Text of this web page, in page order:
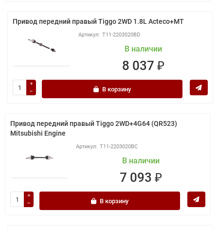
Привод передний правый Tiggo 2WD 1.8L Acteco+MT
T11-2203020BD
В наличии
8 037 ₽
В корзину
Привод передний правый Tiggo 2WD+4G64 (QR523)
Mitsubishi Engine
T11-2203020BC
В наличии
7 093 ₽
В корзину